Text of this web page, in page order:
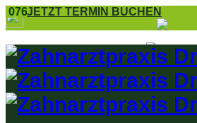
0761 8 55 25
JETZT TERMIN BUCHEN